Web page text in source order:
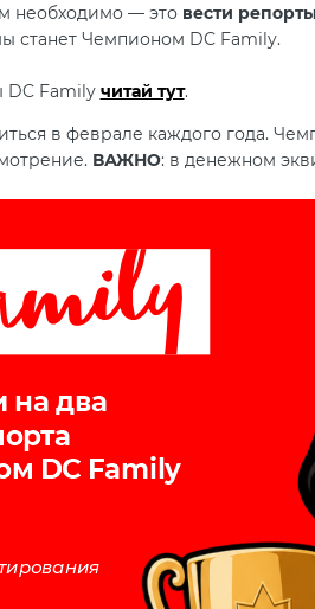
необходимо — это вести
станет Чемпионом DC Family.
Family читай тут.
в феврале каждого года.
ВАЖНО: в денежном